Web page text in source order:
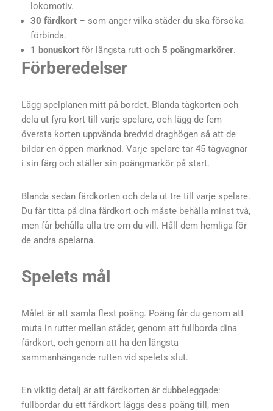
lokomotiv.
30 färdkort – som anger vilka städer du ska försöka
förbinda.
1 bonuskort för längsta rutt och 5 poängmarkörer.
Förberedelser
Lägg spelplanen mitt på bordet. Blanda tågkorten och
dela ut fyra kort till varje spelare, och lägg de fem
översta korten uppvända bredvid draghögen så att de
bildar en öppen marknad. Varje spelare tar 45 tågvagnar
i sin färg och ställer sin poängmarkör på start.
Blanda sedan färdkorten och dela ut tre till varje spelare.
Du får titta på dina färdkort och måste behålla minst två,
men får behålla alla tre om du vill. Håll dem hemliga för
de andra spelarna.
Spelets mål
Målet är att samla flest poäng. Poäng får du genom att
muta in rutter mellan städer, genom att fullborda dina
färdkort, och genom att ha den längsta
sammanhängande rutten vid spelets slut.
En viktig detalj är att färdkorten är dubbeleggade:
fullbordar du ett färdkort läggs dess poäng till, men